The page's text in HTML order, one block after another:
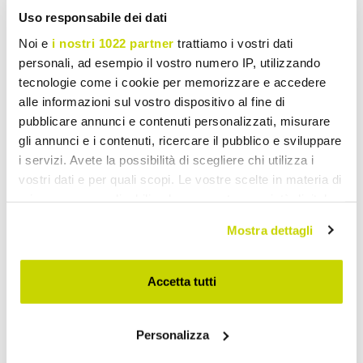
Uso responsabile dei dati
Noi e i nostri 1022 partner trattiamo i vostri dati
personali, ad esempio il vostro numero IP, utilizzando
tecnologie come i cookie per memorizzare e accedere
alle informazioni sul vostro dispositivo al fine di
pubblicare annunci e contenuti personalizzati, misurare
gli annunci e i contenuti, ricercare il pubblico e sviluppare
i servizi. Avete la possibilità di scegliere chi utilizza i
vostri dati e per quali scopi. Le vostre scelte in materia di
modificare o revocare il proprio consenso in qualsiasi
momento dalla Dichiarazione sui cookie o facendo clic
sull'icona di attivazione della privacy.
raccogliere informazioni sulla tua posizione
Mostra dettagli
Accetta tutti
Personalizza